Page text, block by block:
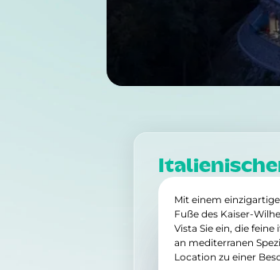
Mit einem
Fuße des Kaiser-
Vista Sie ein, die
an mediterranen
Location zu einer